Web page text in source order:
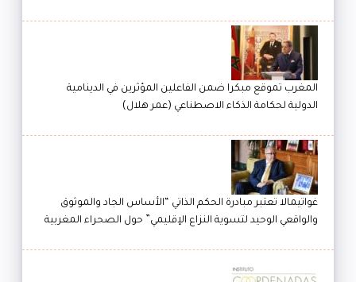
المغرب تموقع مبكرا ضمن الفاعلين المؤثرين في الدينامية
الدولية لحكامة الذكاء الاصطناعي (عمر هلال)
غواتيمالا تعتبر مبادرة الحكم الذاتي “الأساس الجاد والموثوق
والواقعي الوحيد لتسوية النزاع الإقليمي” حول الصحراء المغربية